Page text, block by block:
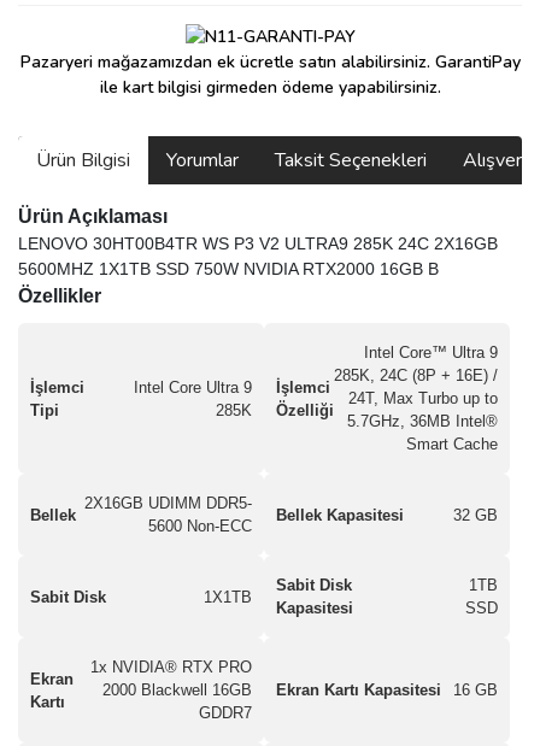
Pazaryeri mağazamızdan ek ücretle satın alabilirsiniz. GarantiPay
ile kart bilgisi girmeden ödeme yapabilirsiniz.
Ürün Bilgisi Yorumlar Taksit Seçenekleri
Ürün Açıklaması
LENOVO 30HT00B4TR WS P3 V2 ULTRA9 285K 24C 2X16GB
5600MHZ 1X1TB SSD 750W NVIDIA RTX2000 16GB B
Özellikler
İşlemci
Tipi
Intel Core Ultra 9
285K
İşlemci
Özelliği
Intel Core™ Ultra 9
285K, 24C (8P + 16E) /
24T, Max Turbo up to
5.7GHz, 36MB Intel®
Smart Cache
Bellek
2X16GB UDIMM DDR5-
5600 Non-ECC
Bellek Kapasitesi 32 GB
Sabit Disk 1X1TB
Sabit Disk
Kapasitesi
1TB
SSD
Ekran
Kartı
1x NVIDIA® RTX PRO
2000 Blackwell 16GB
GDDR7
Ekran Kartı Kapasitesi 16 GB